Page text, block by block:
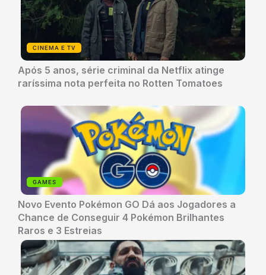
CINEMA E TV
Após 5 anos, série criminal da Netflix atinge
raríssima nota perfeita no Rotten Tomatoes
GAMES
Novo Evento Pokémon GO Dá aos Jogadores a
Chance de Conseguir 4 Pokémon Brilhantes
Raros e 3 Estreias